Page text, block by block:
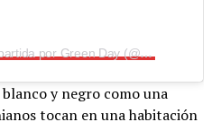
Una publicación compartida por Green Day (@greenday)
y negro como una
tocan en una habitación